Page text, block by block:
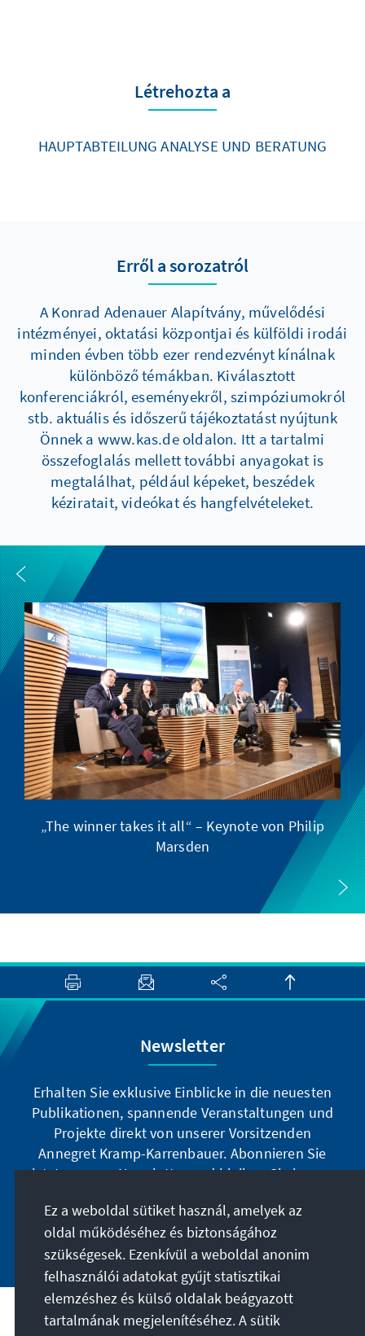
Létrehozta a
HAUPTABTEILUNG ANALYSE UND BERATUNG
Erről a sorozatról
A Konrad Adenauer Alapítvány, művelődési
intézményei, oktatási központjai és külföldi irodái
minden évben több ezer rendezvényt kínálnak
különböző témákban. Kiválasztott
konferenciákról, eseményekről, szimpóziumokról
stb. aktuális és időszerű tájékoztatást nyújtunk
Önnek a www.kas.de oldalon. Itt a tartalmi
összefoglalás mellett további anyagokat is
megtalálhat, például képeket, beszédek
kéziratait, videókat és hangfelvételeket.
„The winner takes it all“ – Keynote von Philip
Marsden
Newsletter
Erhalten Sie exklusive Einblicke in die neuesten
Publikationen, spannende Veranstaltungen und
Projekte direkt von unserer Vorsitzenden
Annegret Kramp-Karrenbauer. Abonnieren Sie
jetzt unseren Newsletter und bleiben Sie immer
Jetzt abonnieren
A célunk
Ez a weboldal sütiket használ, amelyek az
oldal működéséhez és biztonságához
szükségesek. Ezenkívül a weboldal anonim
felhasználói adatokat gyűjt statisztikai
elemzéshez és külső oldalak beágyazott
tartalmának megjelenítéséhez. A sütik